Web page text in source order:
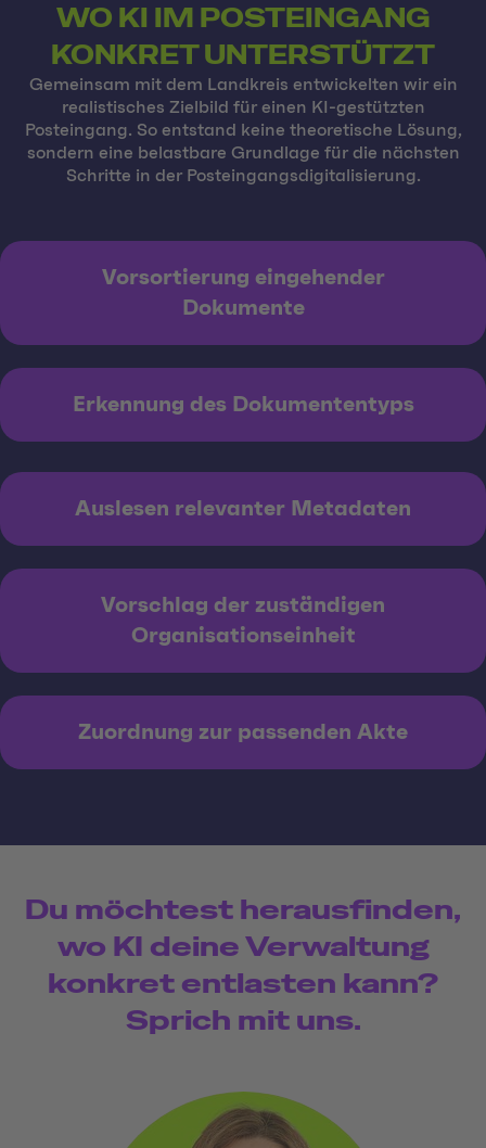
WO KI IM POSTEINGANG
KONKRET UNTERSTÜTZT
Gemeinsam mit dem Landkreis entwickelten wir ein
realistisches Zielbild für einen KI-gestützten
Posteingang. So entstand keine theoretische Lösung,
sondern eine belastbare Grundlage für die nächsten
Schritte in der Posteingangsdigitalisierung.
Vorsortierung eingehender
Dokumente
Erkennung des Dokumententyps
Auslesen relevanter Metadaten
Vorschlag der zuständigen
Organisationseinheit
Zuordnung zur passenden Akte
Du möchtest herausfinden,
wo KI deine Verwaltung
konkret entlasten kann?
Sprich mit uns.